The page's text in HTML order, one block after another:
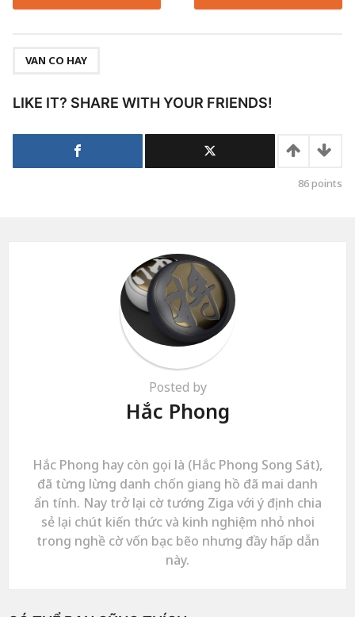
VAN CO HAY
LIKE IT? SHARE WITH YOUR FRIENDS!
86points
Posted by
Hắc Phong
Hắc Phong hay còn gọi là (Hắc Phong Song Sát),
đã từng lừng danh chốn giang hồ đã mai danh
ẩn tính. Nay trở lại cờ tướng Ziga với ý định chia
sẻ lại chút kiến thức và kinh nghiệm nhỏ nhoi
trong nghề cờ vốn bạc bẽo nhưng đầy hấp dẫn
này.